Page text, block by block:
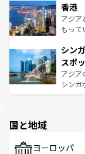
とつ。
ひ現地
が旅行
参照し
の活気
帯で自
いビー
激する
が待っ
た文化
香港
アジア
もって
み、ど
ており
うな絶
シン
スポ
アジア
シンガ
で、ホ
国と地域
ヨーロッパ